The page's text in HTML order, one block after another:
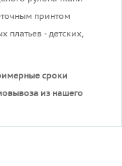
принтом
- детских,
сроки
из нашего